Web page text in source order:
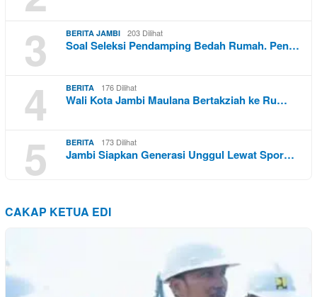
3
BERITA JAMBI 203 Dilihat
Soal Seleksi Pendamping Bedah Rumah. Pen…
4 BERITA 176 Dilihat
Wali Kota Jambi Maulana Bertakziah ke Ru…
5 BERITA 173 Dilihat
Jambi Siapkan Generasi Unggul Lewat Spor…
CAKAP KETUA EDI